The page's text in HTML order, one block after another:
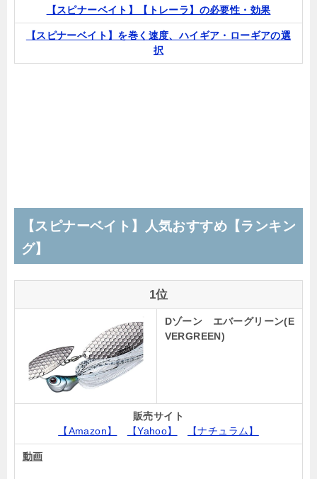
【スピナーベイト】【トレーラ】の必要性・効果
【スピナーベイト】を巻く速度、ハイギア・ローギアの選
択
【スピナーベイト】人気おすすめ【ランキン
グ】
1位
Dゾーン エバーグリーン(E
VERGREEN)
販売サイト
【Amazon】
【Yahoo】 【ナチュラム】
動画